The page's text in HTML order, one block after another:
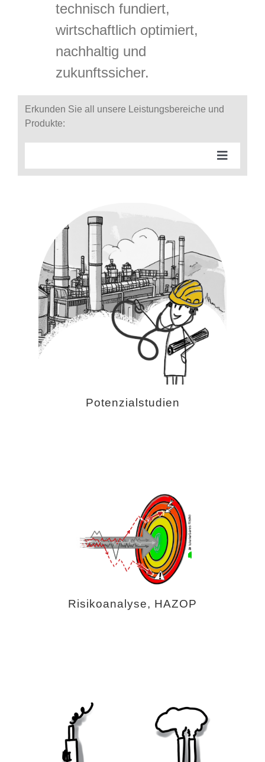
technisch fundiert,
wirtschaftlich optimiert,
nachhaltig und
zukunftssicher.
Erkunden Sie all unsere Leistungsbereiche und
Produkte:
Toggle
Consulting
Energy & Environment
Research & Development
Products
Potenzialstudien
Risikoanalyse, HAZOP